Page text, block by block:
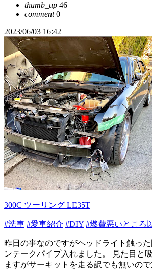
thumb_up 46
comment0
2023/06/03 16:42
300C ツーリング LE35T
#洗車 #愛車紹介 #DIY #燃費悪いところ
昨日の事なのですがヘッドライト触っ
ンテークパイプ入れました。 見た目と
ますがサーキットを走る訳でも無いの